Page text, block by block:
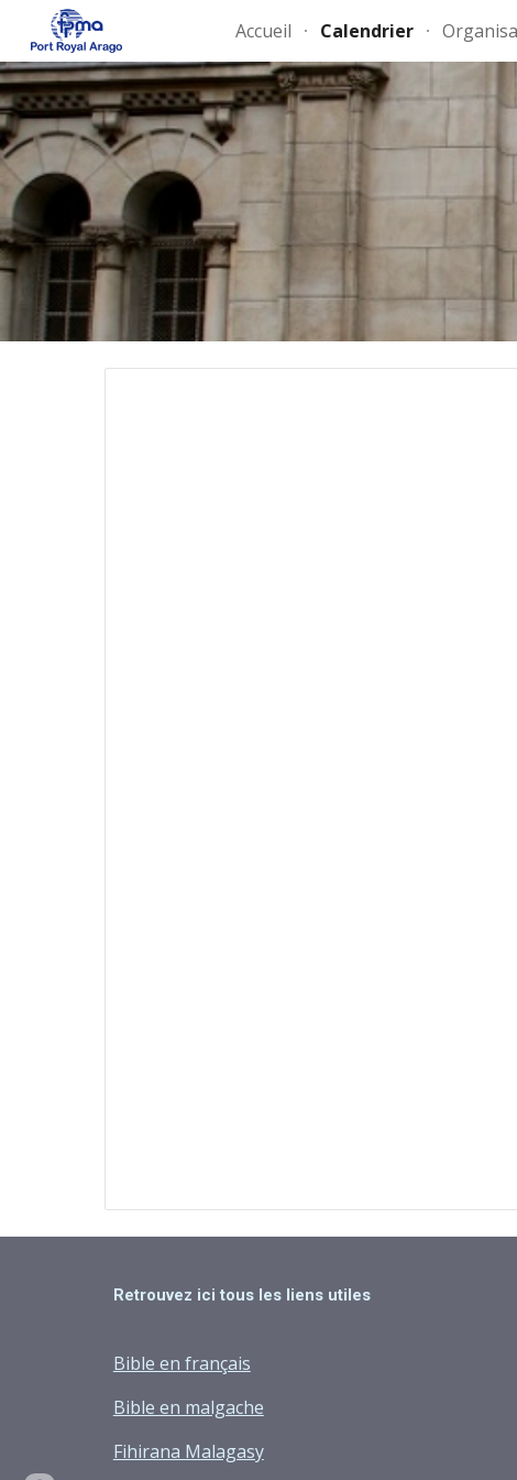
Skip
Accueil Calendrier
Retrouvez ici tous les liens utiles
Bible en français
Bible en malgache
Fihirana Malagasy